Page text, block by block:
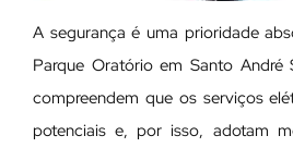
A segurança é uma prioridade
Parque Oratório em Santo André
compreendem que os serviços
potenciais e, por isso, adotam